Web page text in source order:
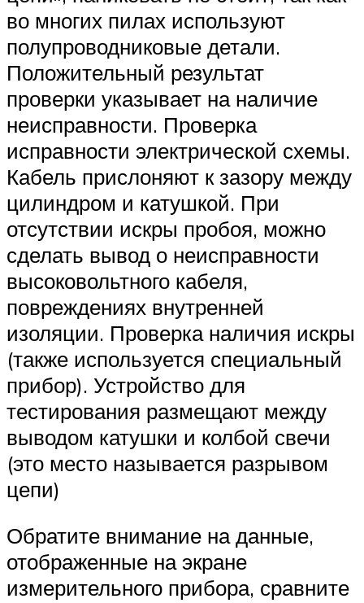
во многих пилах используют
полупроводниковые детали.
Положительный результат
проверки указывает на наличие
неисправности. Проверка
исправности электрической схемы.
Кабель прислоняют к зазору между
цилиндром и катушкой. При
отсутствии искры пробоя, можно
сделать вывод о неисправности
высоковольтного кабеля,
повреждениях внутренней
изоляции. Проверка наличия искры
(также используется специальный
прибор). Устройство для
тестирования размещают между
выводом катушки и колбой свечи
(это место называется разрывом
цепи)
Обратите внимание на данные,
отображенные на экране
измерительного прибора, сравните